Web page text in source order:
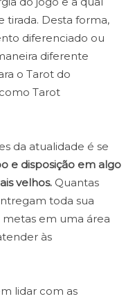
tirada. Desta forma,
diferenciado ou
diferente
o Tarot do
Tarot
da atualidade é se
e disposição em algo
velhos. Quantas
toda sua
em uma área
às
lidar com as